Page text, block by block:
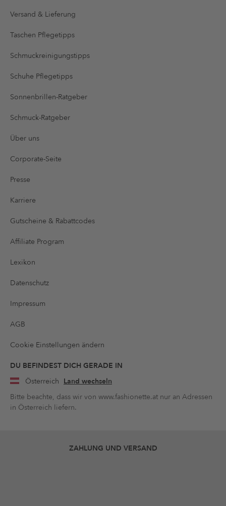
Versand & Lieferung
Taschen Pflegetipps
Schmuckreinigungstipps
Schuhe Pflegetipps
Sonnenbrillen-Ratgeber
Schmuck-Ratgeber
Über uns
Corporate-Seite
Presse
Karriere
Gutscheine & Rabattcodes
Affiliate Program
Lexikon
Datenschutz
Impressum
AGB
Cookie Einstellungen ändern
DU BEFINDEST DICH GERADE IN
Österreich Land wechseln
Bitte beachte, dass wir von www.fashionette.at nur an Adressen
in Österreich liefern.
ZAHLUNG UND VERSAND